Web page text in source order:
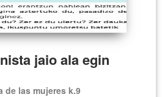
jaio ala egin
de las mujeres k.9